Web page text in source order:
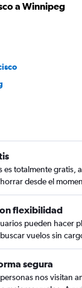
a Winnipeg
es totalmente gratis,
desde el
flexibilidad
pueden hacer
vuelos sin
segura
nos visitan